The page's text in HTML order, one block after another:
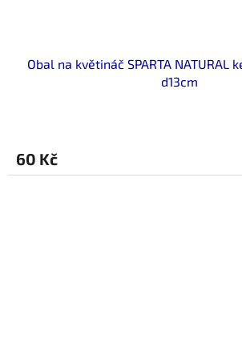
Obal na květináč SPARTA NATURAL
d13cm
60 Kč